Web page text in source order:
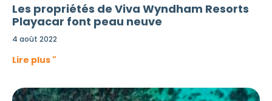
Les propriétés de Viva Wyndham Resorts
Playacar font peau neuve
4 août 2022
Lire plus "